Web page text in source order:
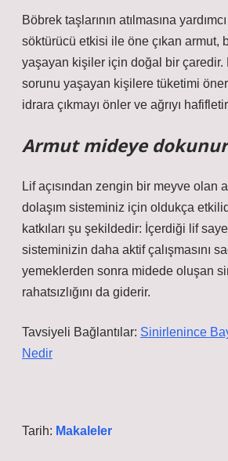
Böbrek taşlarının atılmasına
söktürücü etkisi ile öne çıkan armut,
yaşayan kişiler için doğal bir çaredir.
sorunu yaşayan kişilere tüketimi
idrara çıkmayı önler ve ağrıyı
Armut mideye
Lif açısından zengin bir meyve olan
dolaşım sisteminiz için oldukça
katkıları şu şekildedir: İçerdiği lif
sisteminizin daha aktif çalışmasını
yemeklerden sonra midede oluşan
rahatsızlığını da giderir.
Tavsiyeli Bağlantılar: Sinirlenince
Nedir
Tarih: Makaleler